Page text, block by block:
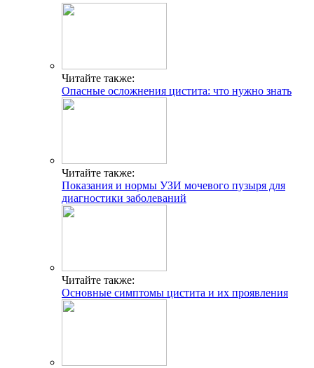
Читайте также:
Опасные осложнения цистита: что нужно знать
Читайте также:
Показания и нормы УЗИ мочевого пузыря для
диагностики заболеваний
Читайте также:
Основные симптомы цистита и их проявления